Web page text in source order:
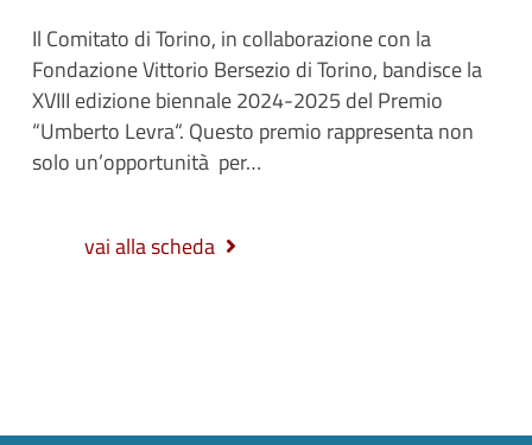
Il Comitato di Torino, in collaborazione con la
Fondazione Vittorio Bersezio di Torino, bandisce la
XVIII edizione biennale 2024-2025 del Premio
“Umberto Levra“. Questo premio rappresenta non
solo un’opportunità per…
vai alla scheda